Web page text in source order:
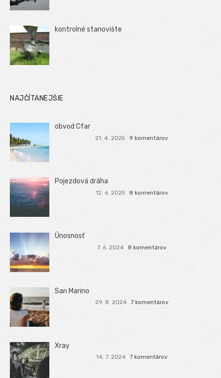
kontrolné stanovište
NAJČÍTANEJŠIE
obvod Cfar
21. 4. 2025 9 komentárov
Pojezdová dráha
12. 6. 2025 8 komentárov
Únosnosť
7. 6. 2024 8 komentárov
San Marino
29. 8. 2024 7 komentárov
Xray
14. 7. 2024 7 komentárov